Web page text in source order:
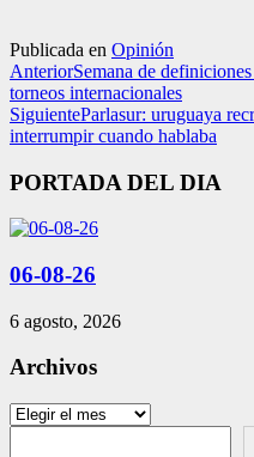
Publicada en Opinión
AnteriorSemana de
torneos internacionales
SiguienteParlasur: uruguaya
interrumpir cuando hablaba
PORTADA DEL DIA
06-08-26
6 agosto, 2026
Archivos
Archivos